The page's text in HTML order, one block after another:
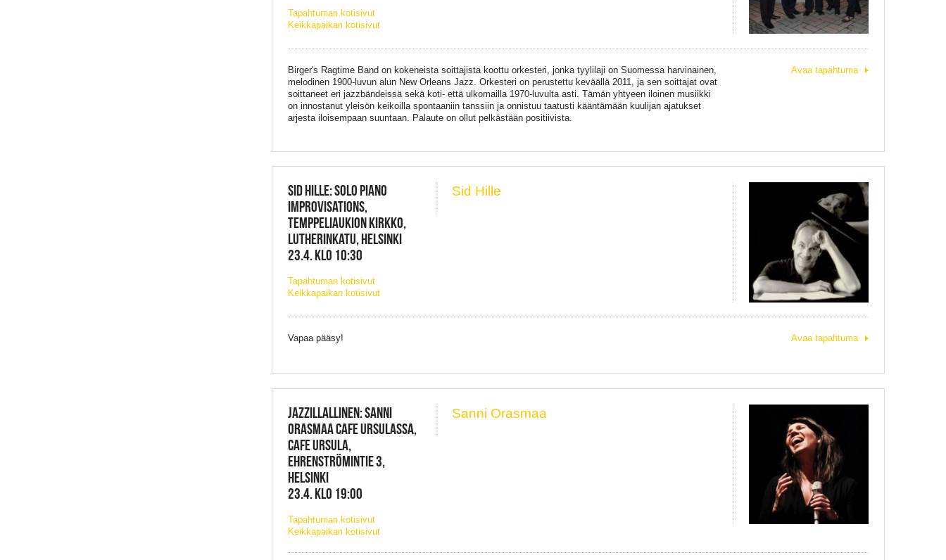
Tapahtuman kotisivut
Keikkapaikan kotisivut
Birger's Ragtime Band on kokeneista soittajista koottu orkesteri, jonka tyylilaji on Suomessa harvinainen,
melodinen 1900-luvun alun New Orleans Jazz. Orkesteri on perustettu keväällä 2011, ja sen soittajat ovat
soittaneet eri jazzbändeissä sekä koti- että ulkomailla 1970-luvulta asti. Tämän yhtyeen iloinen musiikki
on innostanut yleisön keikoilla spontaaniin tanssiin ja onnistuu taatusti kääntämään kuulijan ajatukset
arjesta iloisempaan suuntaan. Palaute on ollut pelkästään positiivista.
Avaa tapahtuma
SID HILLE: SOLO PIANO
IMPROVISATIONS,
TEMPPELIAUKION KIRKKO,
LUTHERINKATU, HELSINKI
23.4. KLO 10:30
Tapahtuman kotisivut
Keikkapaikan kotisivut
Sid Hille
Vapaa pääsy! Avaa tapahtuma
JAZZILLALLINEN: SANNI
ORASMAA CAFE URSULASSA,
CAFE URSULA,
EHRENSTRÖMINTIE 3,
HELSINKI
23.4. KLO 19:00
Tapahtuman kotisivut
Keikkapaikan kotisivut
Sanni Orasmaa